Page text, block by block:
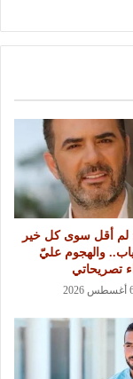
لم أقل سوى كل خير
والهجوم عليّ
تصريحاتي